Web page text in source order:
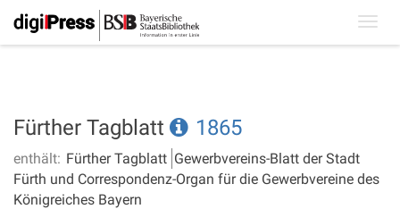
Fürther Tagblatt 1865
enthält: Fürther Tagblatt Gewerbvereins-Blatt der Stadt
Fürth und Correspondenz-Organ für die Gewerbvereine des
Königreiches Bayern